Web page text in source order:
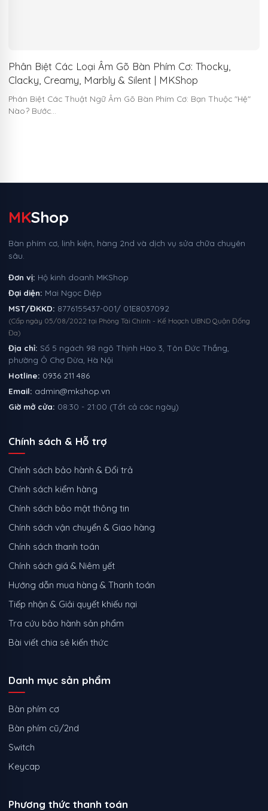
Phân Biệt Các Loại Âm Gõ Bàn Phím Cơ: Thocky,
Clacky, Creamy, Marbly & Silent | MKShop
Phân Biệt Các Thuật Ngữ Âm Gõ Bàn Phím Cơ: Bạn Thuộc "Hệ"
Nào? Bước…
MKShop
Bàn phím cơ, linh kiện, hàng 2nd và dịch vụ sửa chữa chuyên
sâu.
Đơn vị: Hộ kinh doanh MKShop
Đại diện: Mai Ngọc Điệp
MST/ĐKKD: 8776155437-001/ 01E8037092
(Cấp ngày 05/08/2022 tại Phòng Tài Chính - Kế Hoạch UBND Quận Đống
Đa)
Địa chỉ: Số 5 ngách 98 ngõ Thịnh Hào 3, Tôn Đức Thắng,
phường Ô Chợ Dừa, Hà Nội
Hotline: 0936 211 486
Email: admin@mkshop.vn
Giờ mở cửa: 08:30 - 21:00 (Tất cả các ngày)
Chính sách & Hỗ trợ
Chính sách bảo hành & Đổi trả
Chính sách kiểm hàng
Chính sách bảo mật thông tin
Chính sách vận chuyển & Giao hàng
Chính sách thanh toán
Chính sách giá & Niêm yết
Hướng dẫn mua hàng & Thanh toán
Tiếp nhận & Giải quyết khiếu nại
Tra cứu bảo hành sản phẩm
Bài viết chia sẻ kiến thức
Danh mục sản phẩm
Bàn phím cơ
Bàn phím cũ/2nd
Switch
Keycap
Phương thức thanh toán